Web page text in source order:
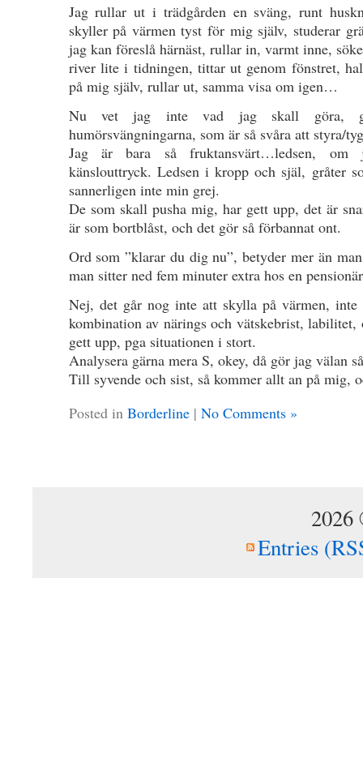
Jag rullar ut i trädgården en sväng, runt
skyller på värmen tyst för mig själv, studerar
jag kan föreslå härnäst, rullar in, varmt inne,
river lite i tidningen, tittar ut genom fönstret,
på mig själv, rullar ut, samma visa om igen…
Nu vet jag inte vad jag skall göra,
humörsvängningarna, som är så svåra att styra/
Jag är bara så fruktansvärt…ledsen, om
känslouttryck. Ledsen i kropp och själ, gråter
sannerligen inte min grej.
De som skall pusha mig, har gett upp, det är
är som bortblåst, och det gör så förbannat ont.
Ord som ”klarar du dig nu”, betyder mer än
man sitter ned fem minuter extra hos en
Nej, det går nog inte att skylla på värmen, inte
kombination av närings och vätskebrist, labilitet,
gett upp, pga situationen i stort.
Analysera gärna mera S, okey, då gör jag välan
Till syvende och sist, så kommer allt an på mig,
Posted in Borderline| No Comments »
2026
Entries